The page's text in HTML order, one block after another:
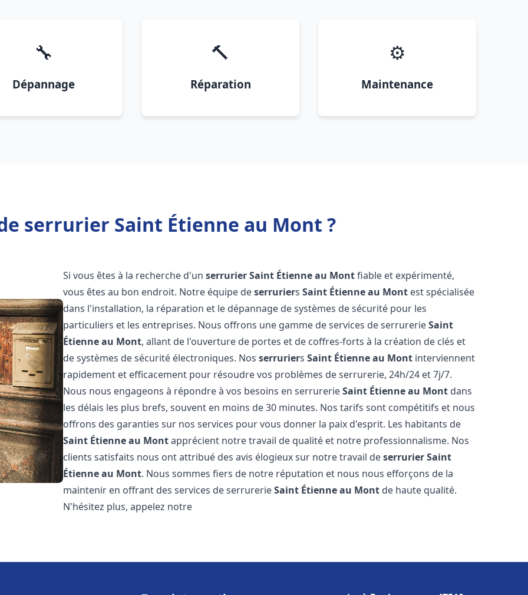
🔧
Dépannage
🔨
Réparation
⚙️
Maintenance
serrurier Saint Étienne au Mont ?
Si vous êtes à la recherche d'unserrurierSaint Étienne au Montfiable et expérimenté,
vous êtes au bon endroit. Notre équipe deserruriersSaint Étienne au Mont est spécialisée
dans l'installation, la réparation et le dépannage de systèmes de sécurité pour les
particuliers et les entreprises. Nous offrons une gamme de services de serrurerieSaint
Étienne au Mont, allant de l'ouverture de portes et de coffres-forts à la création de clés et
de systèmes de sécurité électroniques. NosserruriersSaint Étienne au Mont interviennent
rapidement et efficacement pour résoudre vos problèmes de serrurerie, 24h/24 et 7j/7.
Nous nous engageons à répondre à vos besoins en serrurerieSaint Étienne au Mont dans
les délais les plus brefs, souvent en moins de 30 minutes. Nos tarifs sont compétitifs et nous
offrons des garanties sur nos services pour vous donner la paix d'esprit. Les habitants de
Saint Étienne au Montapprécient notre travail de qualité et notre professionnalisme. Nos
clients satisfaits nous ont attribué des avis élogieux sur notre travail deserrurierSaint
Étienne au Mont. Nous sommes fiers de notre réputation et nous nous efforçons de la
maintenir en offrant des services de serrurerieSaint Étienne au Mont de haute qualité.
N'hésitez plus, appelez notre